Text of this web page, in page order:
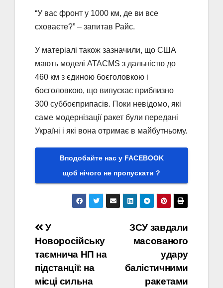
“У вас фронт у 1000 км, де ви все
сховаєте?” – запитав Райс.
У матеріалі також зазначили, що США
мають моделі ATACMS з дальністю до
460 км з єдиною боєголовкою і
боєголовкою, що випускає приблизно
300 суббоєприпасів. Поки невідомо, які
саме модернізації ракет були передані
Україні і які вона отримає в майбутньому.
Вподобайте нас у FACEBOOK
щоб нічого не пропускати ?
Навігація
записів
ЗСУ завдали
масованого
удару
балістичними
ракетами
У
Новоросійську
таємнича НП на
підстанції: на
місці сильна